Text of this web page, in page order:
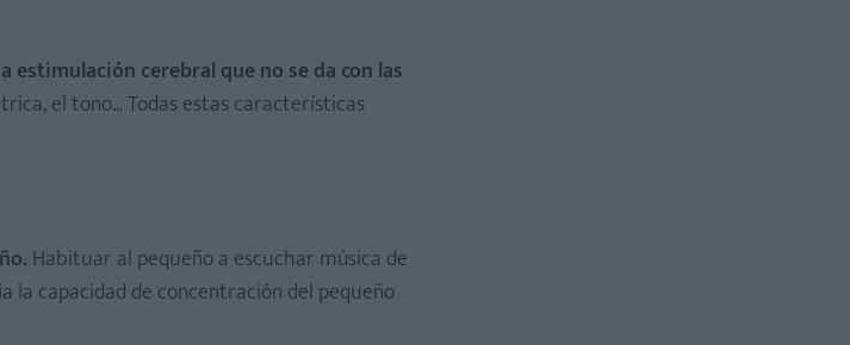
estimulación cerebral que no se da con las
el tono... Todas estas características
Habituar al pequeño a escuchar música de
capacidad de concentración del pequeño